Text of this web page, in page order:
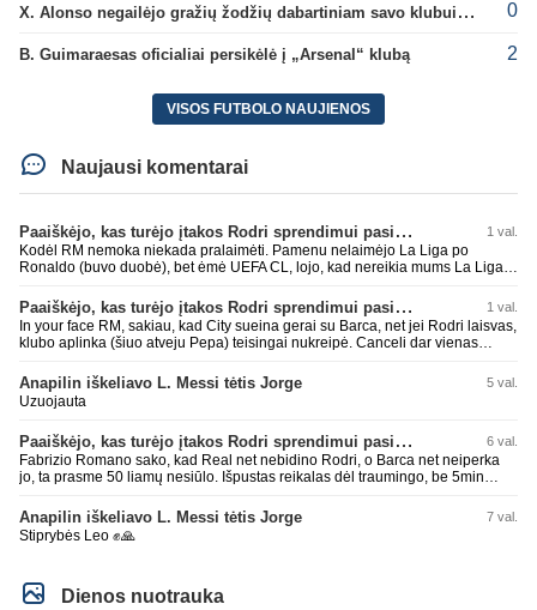
X. Alonso negailėjo gražių žodžių dabartiniam savo klubui „Chelsea“ 0
B. Guimaraesas oficialiai persikėlė į „Arsenal“ klubą 2
VISOS FUTBOLO NAUJIENOS
Naujausi komentarai
Paaiškėjo, kas turėjo įtakos Rodri sprendimui pasirinkti Barselonos pusę 1 val.
Kodėl RM nemoka niekada pralaimėti. Pamenu nelaimėjo La Liga po
Ronaldo (buvo duobė), bet ėmė UEFA CL, lojo, kad nereikia mums La Liga,
laimėti La Liga. Dabar vėl gavo nuo Barcos ir Rodri ateina ne pas juos, vėl
nereikia mums jo, senas ir t.t. Gal davai vyriškai priimkit tuos pralaimėjimus
be kvailų nereikia, nenorim ir t.t.
Paaiškėjo, kas turėjo įtakos Rodri sprendimui pasirinkti Barselonos pusę 1 val.
In your face RM, sakiau, kad City sueina gerai su Barca, net jei Rodri laisvas,
klubo aplinka (šiuo atveju Pepa) teisingai nukreipė. Canceli dar vienas
Super
Anapilin iškeliavo L. Messi tėtis Jorge 5 val.
Uzuojauta
Paaiškėjo, kas turėjo įtakos Rodri sprendimui pasirinkti Barselonos pusę 6 val.
Fabrizio Romano sako, kad Real net nebidino Rodri, o Barca net neiperka
jo, ta prasme 50 liamų nesiūlo. Išpustas reikalas dėl traumingo, be 5min
Anapilin iškeliavo L. Messi tėtis Jorge 7 val.
Stiprybės Leo ✊🙏
Dienos nuotrauka